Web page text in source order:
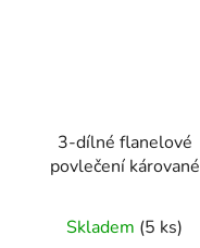
3-dílné flanelové
povlečení kárované
140x200 cm
Skladem (5 ks)